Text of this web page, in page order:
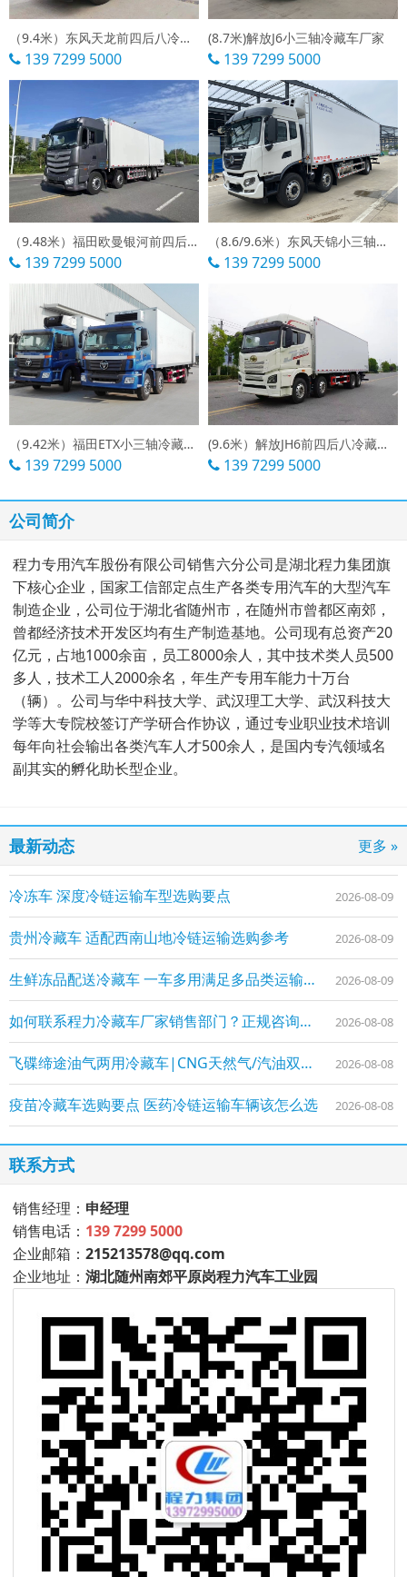
（9.4米）东风天龙前四后八冷藏车
139 7299 5000
(8.7米)解放J6小三轴冷藏车厂家
139 7299 5000
（9.48米）福田欧曼银河前四后八冷藏车
139 7299 5000
（8.6/9.6米）东风天锦小三轴冷藏车报价
139 7299 5000
（9.42米）福田ETX小三轴冷藏车厂家
139 7299 5000
(9.6米）解放JH6前四后八冷藏车报价
139 7299 5000
公司简介
程力专用汽车股份有限公司销售六分公司是湖北程力集团旗
下核心企业，国家工信部定点生产各类专用汽车的大型汽车
制造企业，公司位于湖北省随州市，在随州市曾都区南郊，
曾都经济技术开发区均有生产制造基地。公司现有总资产20
亿元，占地1000余亩，员工8000余人，其中技术类人员500
多人，技术工人2000余名，年生产专用车能力十万台
（辆）。公司与华中科技大学、武汉理工大学、武汉科技大
学等大专院校签订产学研合作协议，通过专业职业技术培训
每年向社会输出各类汽车人才500余人，是国内专汽领域名
副其实的孵化助长型企业。
最新动态 更多 »
冷冻车 深度冷链运输车型选购要点 2026-08-09
贵州冷藏车 适配西南山地冷链运输选购参考 2026-08-09
生鲜冻品配送冷藏车 一车多用满足多品类运输需求 2026-08-09
如何联系程力冷藏车厂家销售部门？正规咨询渠道与联系方式 2026-08-08
飞碟缔途油气两用冷藏车|CNG天然气/汽油双燃料冷链车型介绍 2026-08-08
疫苗冷藏车选购要点 医药冷链运输车辆该怎么选 2026-08-08
联系方式
销售经理： 申经理
销售电话： 139 7299 5000
企业邮箱： 215213578@qq.com
企业地址： 湖北随州南郊平原岗程力汽车工业园